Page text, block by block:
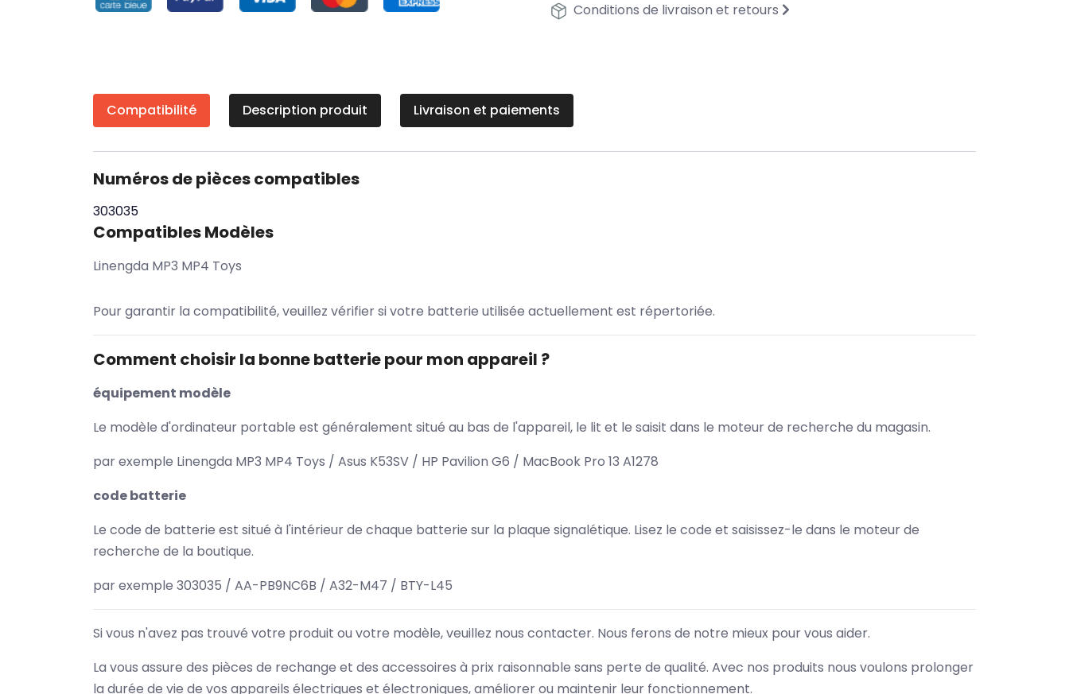
Conditions de livraison et retours
Compatibilité Description produit Livraison et paiements
Numéros de pièces compatibles
303035
Compatibles Modèles
Linengda MP3 MP4 Toys
Pour garantir la compatibilité, veuillez vérifier si votre batterie utilisée actuellement est répertoriée.
Comment choisir la bonne batterie pour mon appareil ?
équipement modèle
Le modèle d'ordinateur portable est généralement situé au bas de l'appareil, le lit et le saisit dans le moteur de recherche du magasin.
par exemple Linengda MP3 MP4 Toys / Asus K53SV / HP Pavilion G6 / MacBook Pro 13 A1278
code batterie
Le code de batterie est situé à l'intérieur de chaque batterie sur la plaque signalétique. Lisez le code et saisissez-le dans le moteur de
recherche de la boutique.
par exemple 303035 / AA-PB9NC6B / A32-M47 / BTY-L45
Si vous n'avez pas trouvé votre produit ou votre modèle, veuillez nous contacter. Nous ferons de notre mieux pour vous aider.
La vous assure des pièces de rechange et des accessoires à prix raisonnable sans perte de qualité. Avec nos produits nous voulons prolonger
la durée de vie de vos appareils électriques et électroniques, améliorer ou maintenir leur fonctionnement.